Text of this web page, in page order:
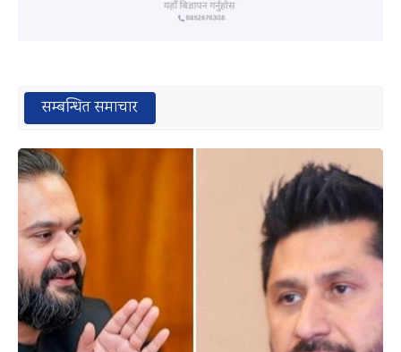
सम्बन्धित समाचार